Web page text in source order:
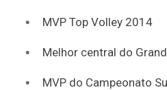
MVP Top Volley 2014
Melhor central do
MVP do Campeonato